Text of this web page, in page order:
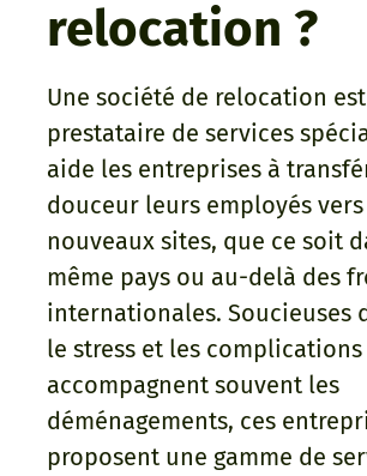
relocation ?
Une société de relocation
prestataire de services
aide les entreprises à
douceur leurs employés
nouveaux sites, que ce soit
même pays ou au-delà des
internationales. Soucieuses
le stress et les
accompagnent souvent les
déménagements, ces
proposent une gamme de